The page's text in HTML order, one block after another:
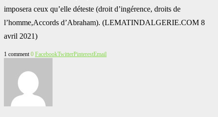
imposera ceux ‎qu’elle déteste (droit d’ingérence, droits de
l’homme,Accords d’Abraham).‎ (LEMATINDALGERIE.COM 8
avril 2021)
1 comment 0 FacebookTwitterPinterestEmail